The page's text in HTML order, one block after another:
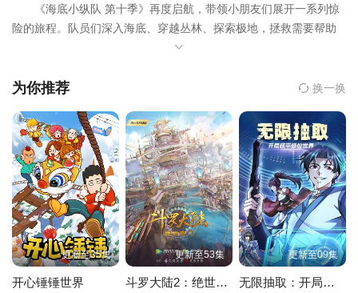
第10集 第11集 第12集
第19集 第20集 第21集
第22集 第23集 第24集
第25集 第26集
《海底小纵队 第十季》再度启航，带领小朋友们展开一系列惊
险的旅程。队员们深入海底、穿越丛林、探索极地，拯救需要帮助
的生命。在澳大利亚，他们扑灭森林大火，恢复生态；在亚马逊雨
与勇气，向观众传递了重要的生态保护意识。
为你推荐 换一换
更新至35集
开心锤锤世界
更新至53集
斗罗大陆2：绝世唐门
更新至09集
无限抽取：开局核平修仙世界动态漫画